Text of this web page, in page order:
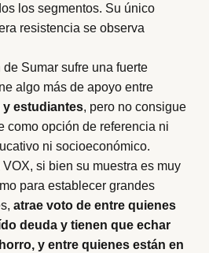
los segmentos. Su único
resistencia se observa
de Sumar sufre una fuerte
algo más de apoyo entre
y estudiantes, pero no consigue
como opción de referencia ni
ni socioeconómico.
VOX, si bien su muestra es muy
para establecer grandes
atrae voto de entre quienes
deuda y tienen que echar
y entre quienes están en